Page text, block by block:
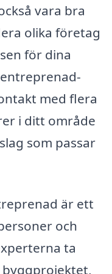
vara bra
olika företag
för dina
med flera
i ditt område
som passar
är ett
och
ta
byggprojektet,